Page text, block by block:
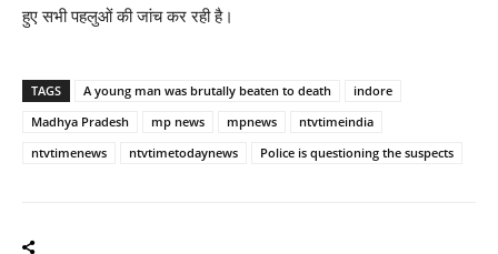
हुए सभी पहलुओं की जांच कर रही है।
TAGS A young man was brutally beaten to death
indore
Madhya Pradesh
mp news mpnews
ntvtimeindia
ntvtimenews
ntvtimetodaynews Police is questioning the suspects